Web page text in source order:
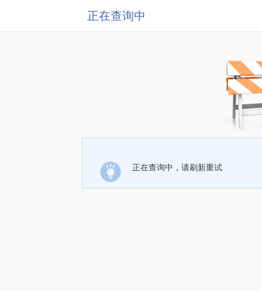
正在查询中
正在查询中，请刷新重试